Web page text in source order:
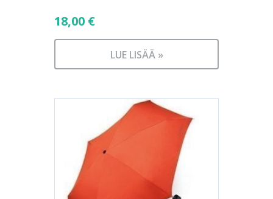
18,00 €
LUE LISÄÄ »